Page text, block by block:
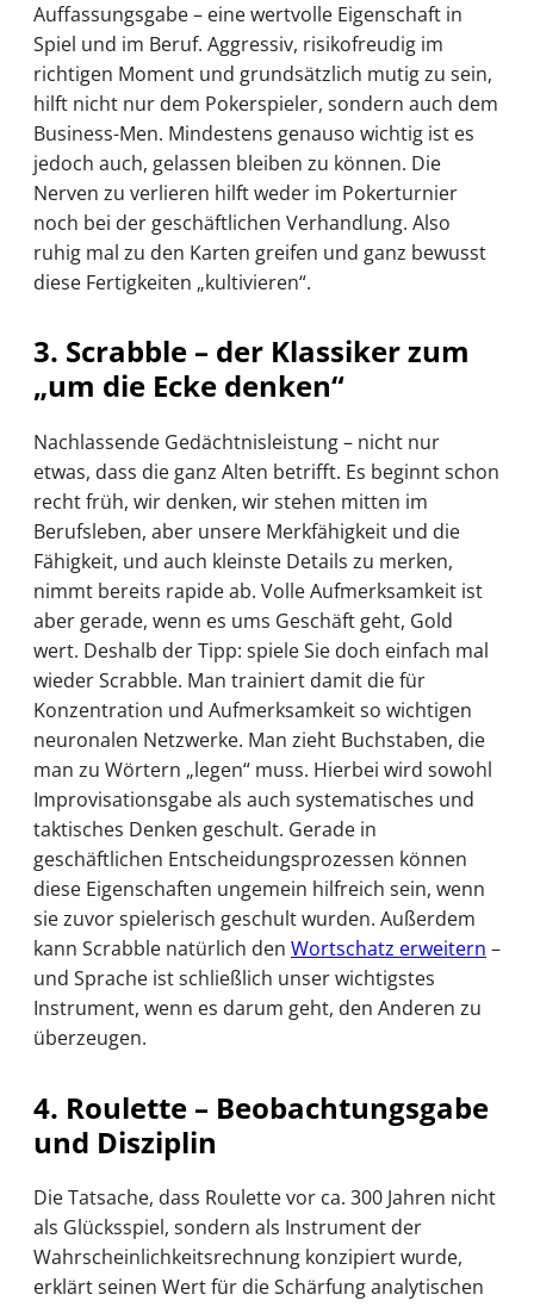
Auffassungsgabe – eine wertvolle Eigenschaft in
Spiel und im Beruf. Aggressiv, risikofreudig im
richtigen Moment und grundsätzlich mutig zu sein,
hilft nicht nur dem Pokerspieler, sondern auch dem
Business-Men. Mindestens genauso wichtig ist es
jedoch auch, gelassen bleiben zu können. Die
Nerven zu verlieren hilft weder im Pokerturnier
noch bei der geschäftlichen Verhandlung. Also
ruhig mal zu den Karten greifen und ganz bewusst
diese Fertigkeiten „kultivieren“.
3. Scrabble – der Klassiker zum
„um die Ecke denken“
Nachlassende Gedächtnisleistung – nicht nur
etwas, dass die ganz Alten betrifft. Es beginnt schon
recht früh, wir denken, wir stehen mitten im
Berufsleben, aber unsere Merkfähigkeit und die
Fähigkeit, und auch kleinste Details zu merken,
nimmt bereits rapide ab. Volle Aufmerksamkeit ist
aber gerade, wenn es ums Geschäft geht, Gold
wert. Deshalb der Tipp: spiele Sie doch einfach mal
wieder Scrabble. Man trainiert damit die für
Konzentration und Aufmerksamkeit so wichtigen
neuronalen Netzwerke. Man zieht Buchstaben, die
man zu Wörtern „legen“ muss. Hierbei wird sowohl
Improvisationsgabe als auch systematisches und
taktisches Denken geschult. Gerade in
geschäftlichen Entscheidungsprozessen können
diese Eigenschaften ungemein hilfreich sein, wenn
sie zuvor spielerisch geschult wurden. Außerdem
kann Scrabble natürlich den Wortschatz erweitern –
und Sprache ist schließlich unser wichtigstes
Instrument, wenn es darum geht, den Anderen zu
überzeugen.
4. Roulette – Beobachtungsgabe
und Disziplin
Die Tatsache, dass Roulette vor ca. 300 Jahren nicht
als Glücksspiel, sondern als Instrument der
Wahrscheinlichkeitsrechnung konzipiert wurde,
erklärt seinen Wert für die Schärfung analytischen